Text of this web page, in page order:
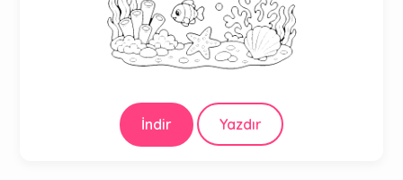
İndir Yazdır